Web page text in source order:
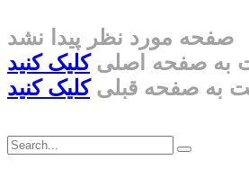
صفحه مورد نظر پیدا نشد
به صفحه اصلیکلیک کنید
به صفحه قبلیکلیک کنید